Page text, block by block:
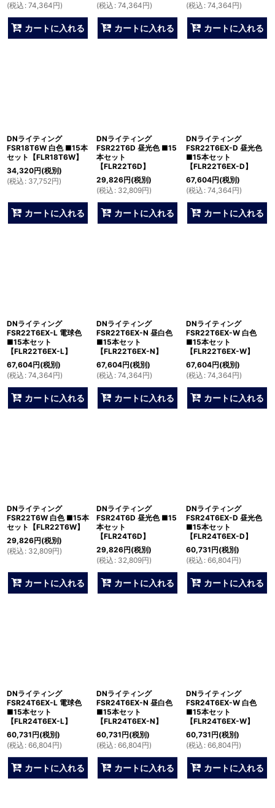
(税込 : 74,364円)
カートに入れる
(税込 : 74,364円)
カートに入れる
(税込 : 74,364円)
カートに入れる
DNライティング
FSR18T6W 白色 ■15本
セット【FLR18T6W】
34,320円(税別)
(税込 : 37,752円)
カートに入れる
DNライティング
FSR22T6D 昼光色 ■15
本セット
【FLR22T6D】
29,826円(税別)
(税込 : 32,809円)
カートに入れる
DNライティング
FSR22T6EX-D 昼光色
■15本セット
【FLR22T6EX-D】
67,604円(税別)
(税込 : 74,364円)
カートに入れる
DNライティング
FSR22T6EX-L 電球色
■15本セット
【FLR22T6EX-L】
67,604円(税別)
(税込 : 74,364円)
カートに入れる
DNライティング
FSR22T6EX-N 昼白色
■15本セット
【FLR22T6EX-N】
67,604円(税別)
(税込 : 74,364円)
カートに入れる
DNライティング
FSR22T6EX-W 白色
■15本セット
【FLR22T6EX-W】
67,604円(税別)
(税込 : 74,364円)
カートに入れる
DNライティング
FSR22T6W 白色 ■15本
セット【FLR22T6W】
29,826円(税別)
(税込 : 32,809円)
カートに入れる
DNライティング
FSR24T6D 昼光色 ■15
本セット
【FLR24T6D】
29,826円(税別)
(税込 : 32,809円)
カートに入れる
DNライティング
FSR24T6EX-D 昼光色
■15本セット
【FLR24T6EX-D】
60,731円(税別)
(税込 : 66,804円)
カートに入れる
DNライティング
FSR24T6EX-L 電球色
■15本セット
【FLR24T6EX-L】
60,731円(税別)
(税込 : 66,804円)
カートに入れる
DNライティング
FSR24T6EX-N 昼白色
■15本セット
【FLR24T6EX-N】
60,731円(税別)
(税込 : 66,804円)
カートに入れる
DNライティング
FSR24T6EX-W 白色
■15本セット
【FLR24T6EX-W】
60,731円(税別)
(税込 : 66,804円)
カートに入れる